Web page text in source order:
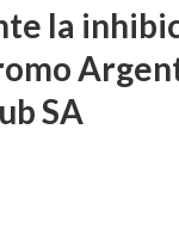
la
SA